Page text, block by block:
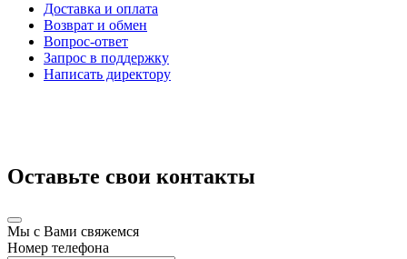
Доставка и оплата
Возврат и обмен
Вопрос-ответ
Запрос в поддержку
Написать директору
Оставьте свои контакты
Мы с Вами свяжемся
Номер телефона